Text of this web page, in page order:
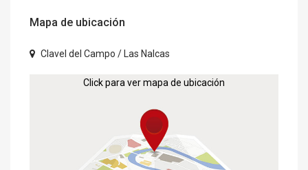
Mapa de ubicación
Clavel del Campo / Las Nalcas
Click para ver mapa de ubicación